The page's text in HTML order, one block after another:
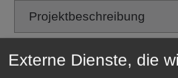
Projektbeschreibung
Vom Korn zum Mehl
Externe Dienste, die